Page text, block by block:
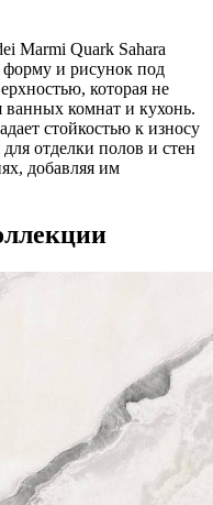
Marmi Quark Sahara
и рисунок под
которая не
ванных комнат и кухонь.
стойкостью к износу
отделки полов и стен
добавляя им